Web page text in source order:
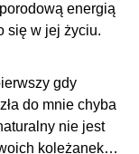
energią
się w jej życiu.
gdy
do mnie chyba
nie jest
koleżanek…